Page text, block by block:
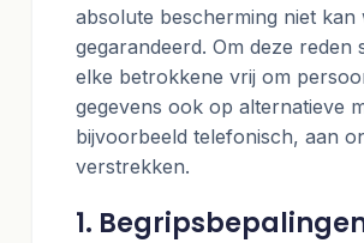
absolute bescherming niet kan
gegarandeerd. Om deze reden
elke betrokkene vrij om
gegevens ook op alternatieve
bijvoorbeeld telefonisch, aan
verstrekken.
1.